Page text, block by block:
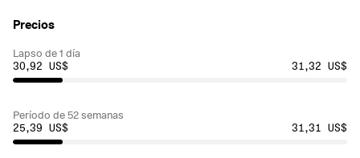
Precios
Lapso de 1 día
30,92 US$
31,32 US$
Período de 52 semanas
25,39 US$
31,31 US$